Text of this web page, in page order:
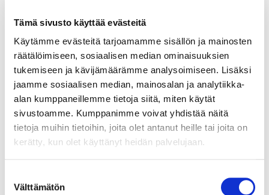
Tämä sivusto käyttää evästeitä
Käytämme evästeitä tarjoamamme sisällön ja mainosten
räätälöimiseen, sosiaalisen median ominaisuuksien
tukemiseen ja kävijämäärämme analysoimiseen. Lisäksi
jaamme sosiaalisen median, mainosalan ja analytiikka-
alan kumppaneillemme tietoja siitä, miten käytät
sivustoamme. Kumppanimme voivat yhdistää näitä
tietoja muihin tietoihin, joita olet antanut heille tai joita on
kerätty, kun olet käyttänyt heidän palvelujaan.
valinta
Välttämätön
Hei yritysasiakas!
Jos teillä ei vielä ole avattuna tunnuksia
verkkokauppaamme, niin olkaa yhteydessä
mail@helatukku.com
Määrä pakkauksessa:
1